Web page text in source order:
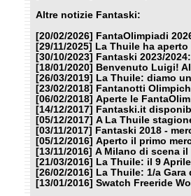
Altre notizie Fantaski:
[20/02/2026]
FantaOlimpiadi
[29/11/2025]
La Thuile ha
[30/10/2023]
Fantaski 2023/
[18/01/2020]
Benvenuto Luigi!
[26/03/2019]
La Thuile: diamo
[23/02/2018]
Fantanotti
[06/02/2018] Aperte le
[14/12/2017]
Fantaski.it
[05/12/2017] A La Thuile
[03/11/2017]
Fantaski 2018 -
[05/12/2016] Aperto il primo
[13/11/2016] A Milano di scena
[21/03/2016]
La Thuile: il 9
[26/02/2016]
La Thuile: 1/a
[13/01/2016] Swatch Freeride